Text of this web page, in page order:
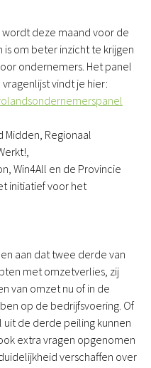
deze maand voor de
om beter inzicht te krijgen
ondernemers. Het panel
vindt je hier:
Midden, Regionaal
Win4All en de Provincie
initiatief voor het
aan dat twee derde van
met omzetverlies, zij
van omzet nu of in de
op de bedrijfsvoering. Of
de derde peiling kunnen
extra vragen opgenomen
verschaffen over